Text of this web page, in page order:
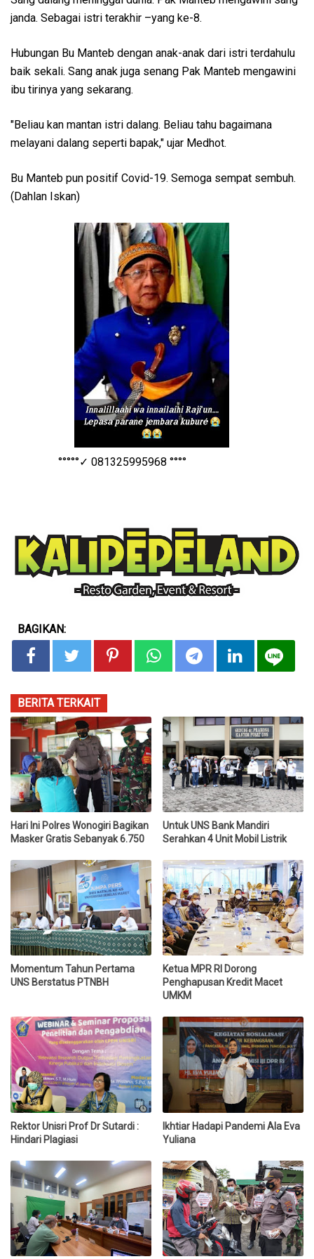
janda. Sebagai istri terakhir –yang ke-8.
Hubungan Bu Manteb dengan anak-anak dari istri terdahulu
baik sekali. Sang anak juga senang Pak Manteb mengawini
ibu tirinya yang sekarang.
"Beliau kan mantan istri dalang. Beliau tahu bagaimana
melayani dalang seperti bapak," ujar Medhot.
Bu Manteb pun positif Covid-19. Semoga sempat sembuh.
(Dahlan Iskan)
°°°°°✓ 081325995968 °°°°
BAGIKAN:
BERITA TERKAIT
Hari Ini Polres Wonogiri Bagikan
Masker Gratis Sebanyak 6.750
Untuk UNS Bank Mandiri
Serahkan 4 Unit Mobil Listrik
Momentum Tahun Pertama
UNS Berstatus PTNBH
Ketua MPR RI Dorong
Penghapusan Kredit Macet
UMKM
Rektor Unisri Prof Dr Sutardi :
Hindari Plagiasi
Ikhtiar Hadapi Pandemi Ala Eva
Yuliana